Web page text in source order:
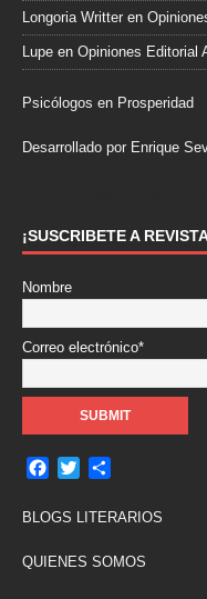
Longoria Writter en
Lupe en Opiniones Editorial
Psicólogos en Prosperidad
Desarrollado por Enrique
¡SUSCRIBETE A
Nombre
Correo electrónico*
c
b
t
m
a
BLOGS LITERARIOS
QUIENES SOMOS